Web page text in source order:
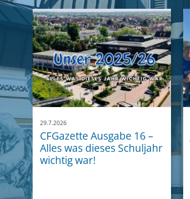
29.7.2026
CFGazette Ausgabe 16 –
Alles was dieses Schuljahr
wichtig war!